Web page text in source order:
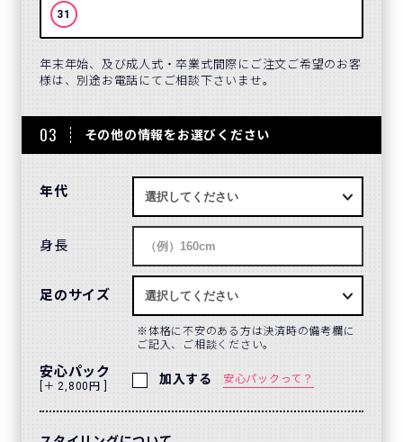
31
年末年始、及び成人式・卒業式間際にご注文ご希望のお客
様は、別途お電話にてご相談下さいませ。
03 その他の情報をお選びください
年代
身長
足のサイズ
体格に不安のある方は決済時の備考欄に
ご記入、ご相談ください。
安心パック
[＋ 2,800円 ] 加入する 安心パックって？